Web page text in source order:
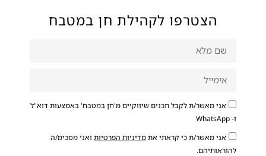
הצטרפו לקהילת חן במטבח
אני מאשר/ת לקבל תכנים שיווקיים מ'חן במטבח' באמצעות דוא"ל
ו- WhatsApp
אני מאשר/ת כי קראתי אתמדיניות הפרטיות ואני מסכימ/ה
להוראותיהם.